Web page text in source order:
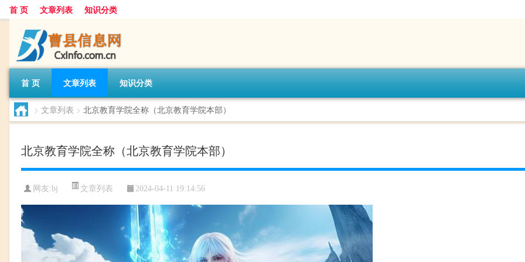
首 页 文章列表 知识分类
首 页 文章列表 知识分类
> 文章列表 > 北京教育学院全称（北京教育学院本部）
北京教育学院全称（北京教育学院本部）
网友:bj 文章列表 2024-04-11 19:14:56